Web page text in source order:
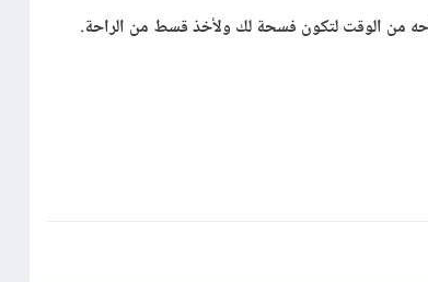
من الوقت لتكون فسحة لك ولأخذ قسط من الراحة.